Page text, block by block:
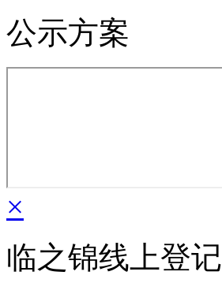
公示方案
×
临之锦线上登记